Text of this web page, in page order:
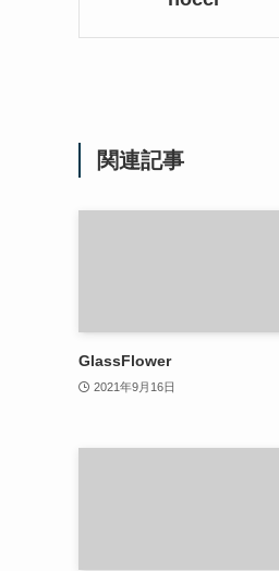
関連記事
GlassFlower
2021年9月16日